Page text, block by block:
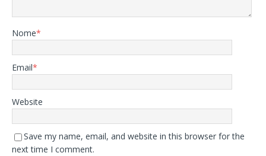
Nome*
Email*
Website
Save my name, email, and website in this browser for the
next time I comment.